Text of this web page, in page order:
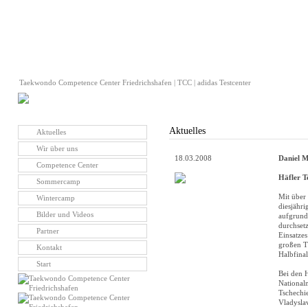
Taekwondo Competence Center Friedrichshafen | TCC | adidas Testcenter
Aktuelles
Wir über uns
Competence Center
Sommercamp
Wintercamp
Bilder und Videos
Partner
Kontakt
Start
Aktuelles
18.03.2008 Daniel
Häfler
Mit über
großen
Bei den